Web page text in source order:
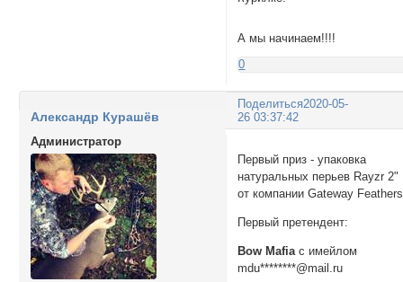
А мы начинаем!!!!
0
Поделиться2020-05-
26 03:37:42
Александр Курашёв
Администратор
Первый приз - упаковка
натуральных перьев Rayzr 2"
от компании Gateway
Первый претендент:
Bow Mafia с имейлом
mdu********@mail.ru